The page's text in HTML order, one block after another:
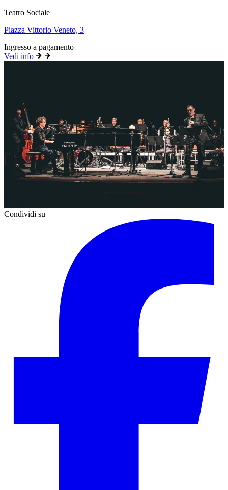
Teatro Sociale
Piazza Vittorio Veneto, 3
Ingresso a pagamento
Vedi info
Condividi su